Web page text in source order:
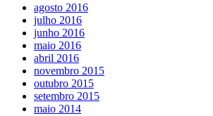
agosto 2016
julho 2016
junho 2016
maio 2016
abril 2016
novembro 2015
outubro 2015
setembro 2015
maio 2014